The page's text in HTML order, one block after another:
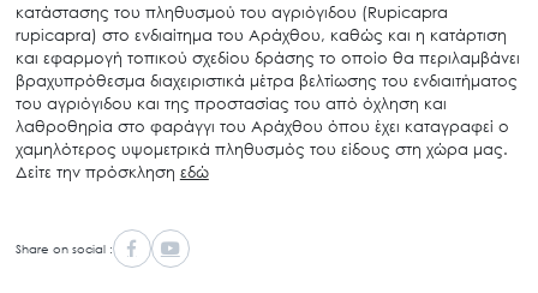
κατάστασης του πληθυσμού του αγριόγιδου (Rupicapra
rupicapra) στο ενδιαίτημα του Αράχθου, καθώς και η κατάρτιση
και εφαρμογή τοπικού σχεδίου δράσης το οποίο θα περιλαμβάνει
βραχυπρόθεσμα διαχειριστικά μέτρα βελτίωσης του ενδιαιτήματος
του αγριόγιδου και της προστασίας του από όχληση και
λαθροθηρία στο φαράγγι του Αράχθου όπου έχει καταγραφεί ο
χαμηλότερος υψομετρικά πληθυσμός του είδους στη χώρα μας.
Δείτε την πρόσκληση εδώ
Share on social :